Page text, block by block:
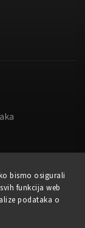
bismo osigurali
funkcija web
podataka o